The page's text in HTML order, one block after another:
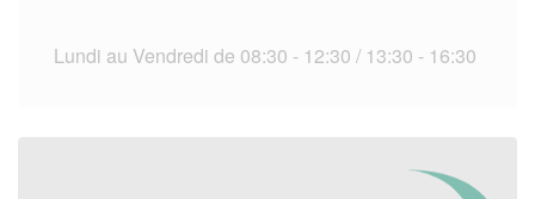
Lundi au Vendredi de 08:30 - 12:30 / 13:30 - 16:30